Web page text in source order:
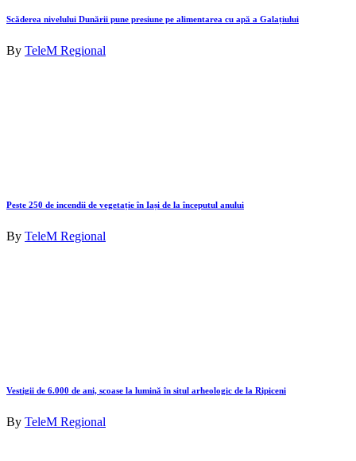
Scăderea nivelului Dunării pune presiune pe alimentarea cu apă a Galațiului
By TeleM Regional
Peste 250 de incendii de vegetație în Iași de la începutul anului
By TeleM Regional
Vestigii de 6.000 de ani, scoase la lumină în situl arheologic de la Ripiceni
By TeleM Regional